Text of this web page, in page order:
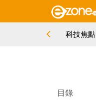
科技焦點
目錄